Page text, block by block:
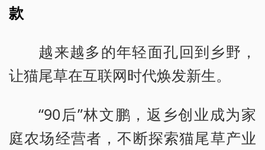
款
越来越多的年轻面孔回到乡野，
让猫尾草在互联网时代焕发新生。
“90后”林文鹏，返乡创业成为家
庭农场经营者，不断探索猫尾草产业